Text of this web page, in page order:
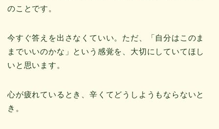
のことです。
今すぐ答えを出さなくていい。ただ、「自分はこのま
までいいのかな」という感覚を、大切にしていてほし
いと思います。
心が疲れているとき、辛くてどうしようもならないと
き。